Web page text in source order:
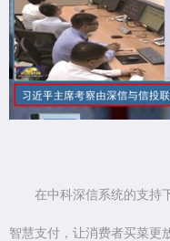
在中科深信系统的支持
智慧支付，让消费者买菜更